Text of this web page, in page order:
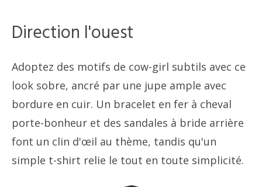
Direction l'ouest
Adoptez des motifs de cow-girl subtils avec ce
look sobre, ancré par une jupe ample avec
bordure en cuir. Un bracelet en fer à cheval
porte-bonheur et des sandales à bride arrière
font un clin d'œil au thème, tandis qu'un
simple t-shirt relie le tout en toute simplicité.